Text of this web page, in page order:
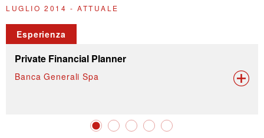
LUGLIO 2014 - ATTUALE
Esperienza
Private Financial Planner
Banca Generali Spa